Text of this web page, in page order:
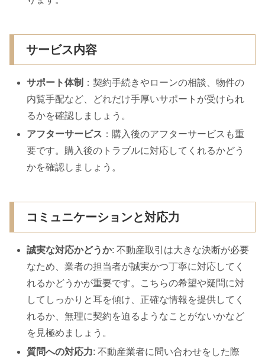
サービス内容
サポート体制 ：契約手続きやローンの相談、物件の
内覧手配など、どれだけ手厚いサポートが受けられ
るかを確認しましょう。
アフターサービス ：購入後のアフターサービスも重
要です。購入後のトラブルに対応してくれるかどう
かを確認しましょう。
コミュニケーションと対応力
誠実な対応かどうか: 不動産取引は大きな決断が必要
なため、業者の担当者が誠実かつ丁寧に対応してく
れるかどうかが重要です。こちらの希望や疑問に対
してしっかりと耳を傾け、正確な情報を提供してく
れるか、無理に契約を迫るようなことがないかなど
を見極めましょう。
質問への対応力: 不動産業者に問い合わせをした際